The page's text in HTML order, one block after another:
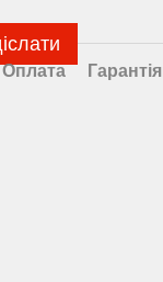
Оплата Гарантія